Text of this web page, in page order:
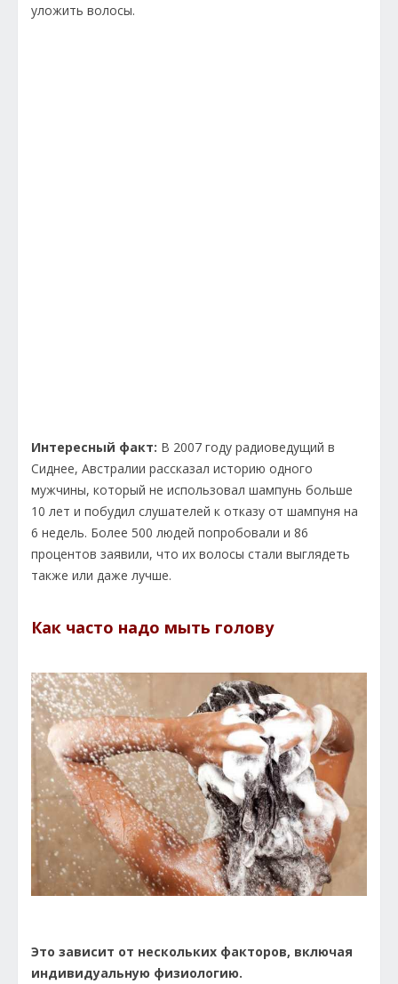
уложить волосы.
Интересный факт: В 2007 году радиоведущий в
Сиднее, Австралии рассказал историю одного
мужчины, который не использовал шампунь больше
10 лет и побудил слушателей к отказу от шампуня на
6 недель. Более 500 людей попробовали и 86
процентов заявили, что их волосы стали выглядеть
также или даже лучше.
Как часто надо мыть голову
Это зависит от нескольких факторов, включая
индивидуальную физиологию.